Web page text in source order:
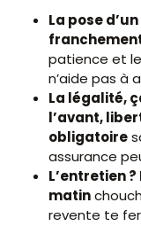
La pose
patience et
n’aide pas à
La légalité,
l’avant,
obligatoire
assurance
L’entretien
matin
revente te